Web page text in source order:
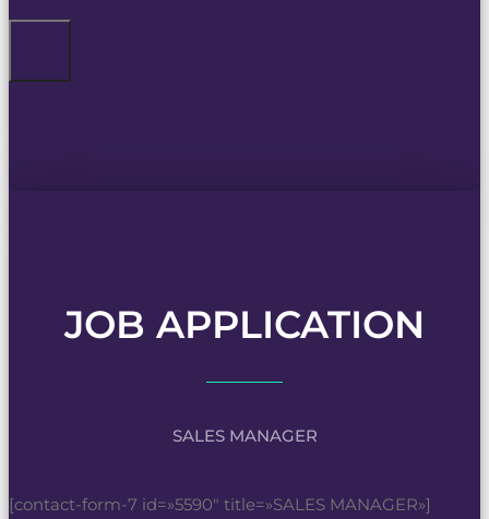
JOB APPLICATION
SALES MANAGER
[contact-form-7 id=»5590″ title=»SALES MANAGER»]